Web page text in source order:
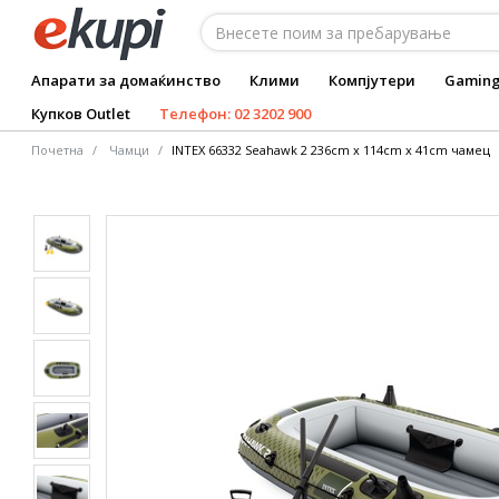
Апарати за домаќинство Клими Компјутери
Купков Outlet
Телефон: 02 3202 900
Почетна Чамци INTEX 66332 Seahawk 2 236cm x 114cm x 41cm чамец